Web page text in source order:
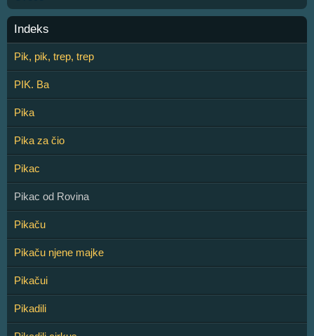
Indeks
Pik, pik, trep, trep
PIK. Ba
Pika
Pika za čio
Pikac
Pikac od Rovina
Pikaču
Pikaču njene majke
Pikačui
Pikadili